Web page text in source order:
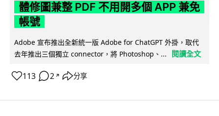
體修圖兼整 PDF 不用開多個 APP 兼免
帳號
Adobe 宣布推出全新統一版 Adobe for ChatGPT 外掛，取代
去年推出三個獨立 connector，將 Photoshop、...
閱讀全文
113 2 ↗ 分享